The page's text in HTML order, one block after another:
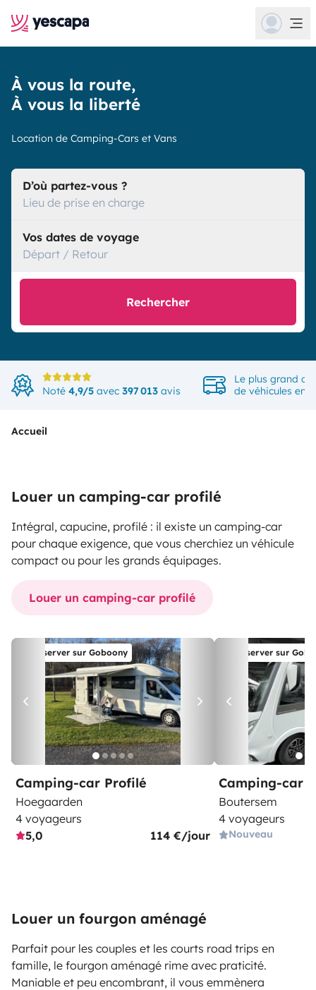
À vous la route,
À vous la liberté
Location de Camping-Cars et Vans
D’où partez-vous ?
Lieu de prise en charge
Vos dates de voyage
Départ / Retour
Rechercher
Noté 4,9/5 avec 397 013 avis
Le plus grand
de véhicules en
Accueil
Louer un camping-car profilé
Intégral, capucine, profilé : il existe un camping-car
pour chaque exigence, que vous cherchiez un véhicule
compact ou pour les grands équipages.
Louer un camping-car profilé
Réserver sur Goboony
Camping-car Profilé
Hoegaarden
4 voyageurs
5,0
114 €/jour
Réserver sur
Camping-car
Boutersem
4 voyageurs
Nouveau
Louer un fourgon aménagé
Parfait pour les couples et les courts road trips en
famille, le fourgon aménagé rime avec praticité.
Maniable et peu encombrant, il vous emmènera